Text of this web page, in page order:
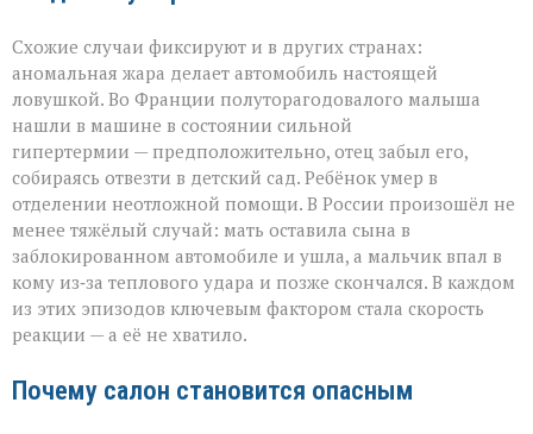
Схожие случаи фиксируют и в других странах:
аномальная жара делает автомобиль настоящей
ловушкой. Во Франции полуторагодовалого малыша
нашли в машине в состоянии сильной
гипертермии — предположительно, отец забыл его,
собираясь отвезти в детский сад. Ребёнок умер в
отделении неотложной помощи. В России произошёл не
менее тяжёлый случай: мать оставила сына в
заблокированном автомобиле и ушла, а мальчик впал в
кому из‑за теплового удара и позже скончался. В каждом
из этих эпизодов ключевым фактором стала скорость
реакции — а её не хватило.
Почему салон становится опасным